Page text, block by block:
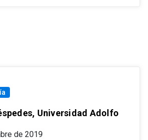
Universidad Adolfo
de 2019